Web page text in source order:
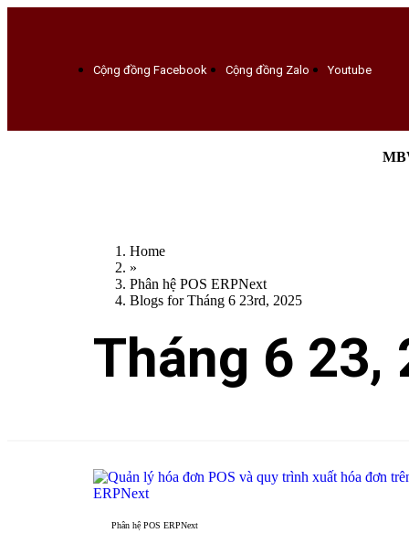
Cộng đồng Facebook Cộng đồng Zalo Youtube
Home
»
Phân hệ POS ERPNext
Blogs for Tháng 6 23rd, 2025
Tháng 6 23,
Phân hệ POS ERPNext